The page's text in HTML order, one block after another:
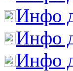
Инфо
Инфо
Инфо